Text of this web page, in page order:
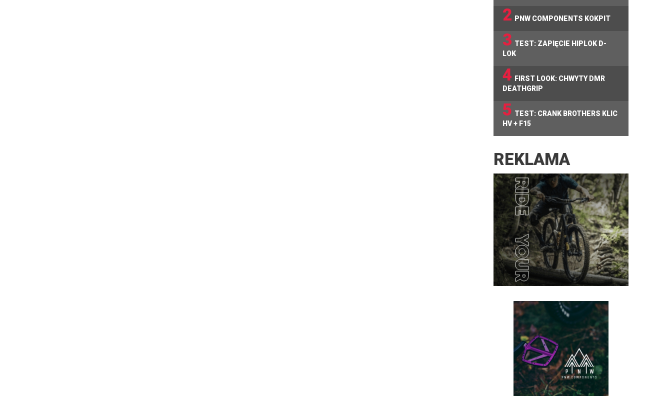
2 PNW COMPONENTS KOKPIT
3 TEST: ZAPIĘCIE HIPLOK D-
LOK
4 FIRST LOOK: CHWYTY DMR
DEATHGRIP
5 TEST: CRANK BROTHERS KLIC
HV + F15
REKLAMA